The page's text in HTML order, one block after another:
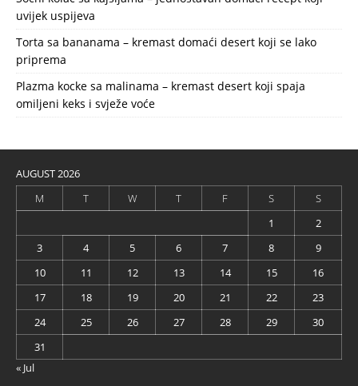
uvijek uspijeva
Torta sa bananama – kremast domaći desert koji se lako
priprema
Plazma kocke sa malinama – kremast desert koji spaja
omiljeni keks i svježe voće
AUGUST 2026
M
T W T F S
S
1
2
3
4 5 6 7 8
9
10
11 12 13 14 15
16
17
18 19 20 21 22
23
24
25 26 27 28 29
30
31
« Jul